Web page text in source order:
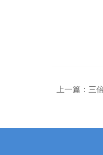
上一篇： 三